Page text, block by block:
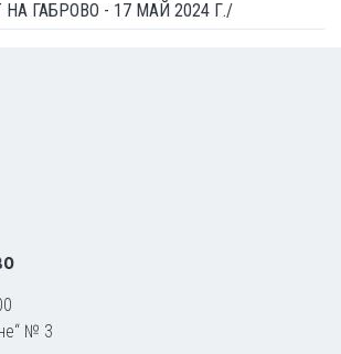
ГАБРОВО - 17 МАЙ 2024 Г./
№ 3